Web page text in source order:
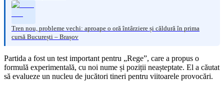
Tren nou, probleme vechi: aproape o oră întârziere și căldură în prima
cursă București – Brașov
Partida a fost un test important pentru „Rege”, care a propus o
formulă experimentală, cu noi nume și poziții neașteptate. El a căutat
să evalueze un nucleu de jucători tineri pentru viitoarele provocări.